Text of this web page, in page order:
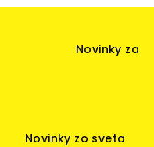
Novinky za
Novinky zo sveta